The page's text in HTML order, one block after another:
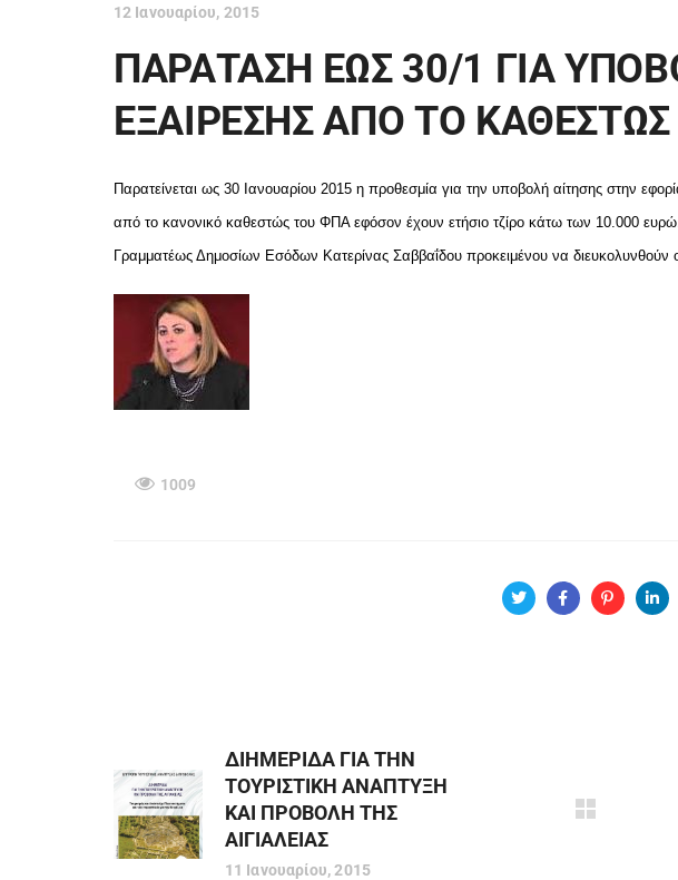
12 Ιανουαρίου, 2015
ΠΑΡΑΤΑΣΗ ΕΩΣ 30/1 ΓΙΑ
ΕΞΑΙΡΕΣΗΣ ΑΠΟ ΤΟ
Παρατείνεται ως 30 Ιανουαρίου 2015 η προθεσμία για την υποβολή αίτησης στην
από το κανονικό καθεστώς του ΦΠΑ εφόσον έχουν ετήσιο τζίρο κάτω των 10.000
Γραμματέως Δημοσίων Εσόδων Κατερίνας Σαββαΐδου προκειμένου να διευκολυνθούν
1009
ΔΙΗΜΕΡΙΔΑ ΓΙΑ ΤΗΝ
ΤΟΥΡΙΣΤΙΚΗ ΑΝΑΠΤΥΞΗ
ΚΑΙ ΠΡΟΒΟΛΗ ΤΗΣ
ΑΙΓΙΑΛΕΙΑΣ
11 Ιανουαρίου, 2015